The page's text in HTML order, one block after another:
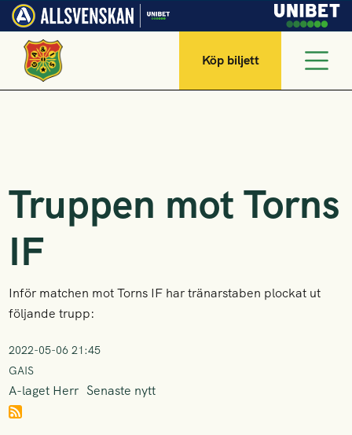
Köp biljett
Truppen mot Torns
IF
Inför matchen mot Torns IF har tränarstaben plockat ut
följande trupp:
2022-05-06 21:45
GAIS
A-laget Herr Senaste nytt